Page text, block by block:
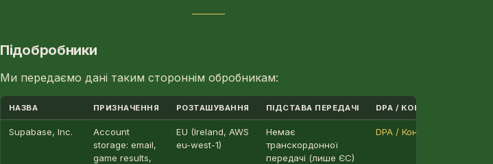
Підобробники
Ми передаємо дані таким стороннім обробникам:
НАЗВА ПРИЗНАЧЕННЯ РОЗТАШУВАННЯ ПІДСТАВА ПЕРЕДАЧІ DPA / КОНФІДЕНЦІЙНІСТЬ
Supabase, Inc.
Account
storage: email,
game results,
EU (Ireland, AWS
eu-west-1)
Немає
транскордонної
передачі (лише ЄС)
DPA / Конфіденційність